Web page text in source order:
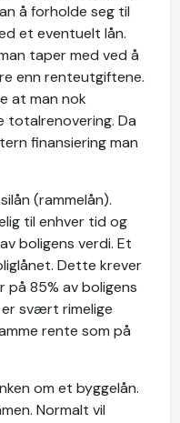
å forholde seg til
et eventuelt lån.
taper med ved å
enn renteutgiftene.
at man nok
totalrenovering. Da
finansiering man
(rammelån).
til enhver tid og
boligens verdi. Et
Dette krever
på 85% av boligens
svært rimelige
rente som på
om et byggelån.
Normalt vil